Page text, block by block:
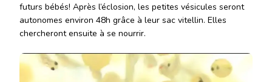
futurs bébés! Après l’éclosion, les petites vésicules seront
autonomes environ 48h grâce à leur sac vitellin. Elles
chercheront ensuite à se nourrir.